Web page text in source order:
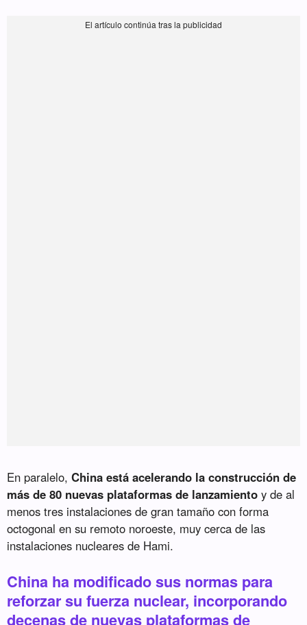
En paralelo,China está acelerando la construcción de
más de 80 nuevas plataformas de lanzamiento y de al
menos tres instalaciones de gran tamaño con forma
octogonal en su remoto noroeste, muy cerca de las
instalaciones nucleares de Hami.
China ha modificado sus normas para
reforzar su fuerza nuclear, incorporando
decenas de nuevas plataformas de